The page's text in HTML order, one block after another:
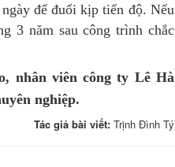
để đuổi kịp tiến độ. Nếu
3 năm sau công trình chắc
nhân viên công ty Lê Hà
nghiệp.
Tác giả bài viết: Trịnh Đình Tý